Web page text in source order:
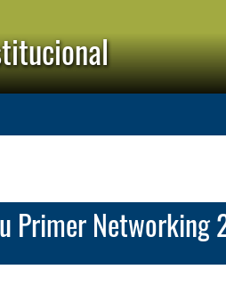
Primer Networking